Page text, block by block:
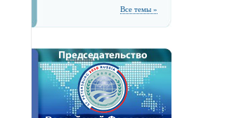
Все темы »